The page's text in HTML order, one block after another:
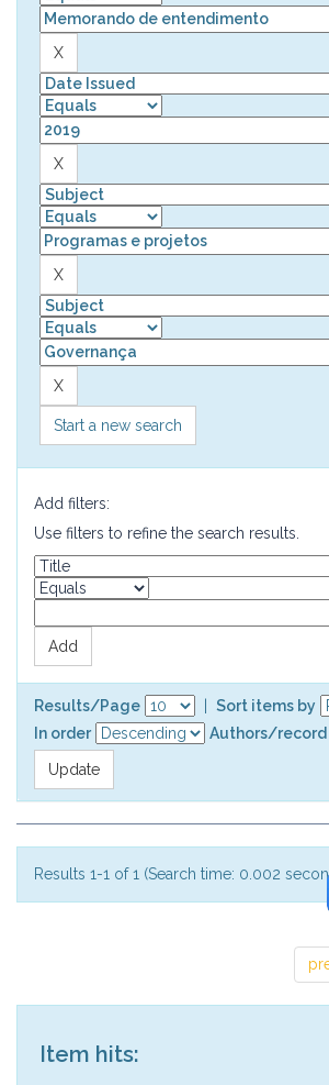
Start a new search
Add filters:
Use filters to refine the search results.
Results/Page
Sort items by
In order
Authors/record
Results 1-1 of 1 (Search time: 0.002
Item hits: